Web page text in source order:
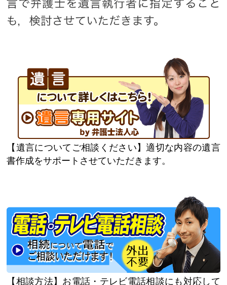
遺言についてご相談ください
適切な内容の遺言
書作成をサポートさせていただきます。
相談方法
お電話・テレビ電話相談にも対応して